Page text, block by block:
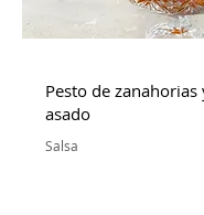
Pesto de zanahorias
asado
Salsa